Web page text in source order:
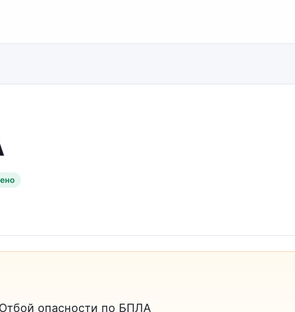
опасности по БПЛА